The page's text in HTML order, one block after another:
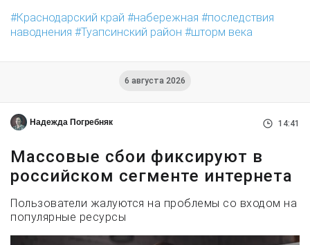
Краснодарский край
набережная
последствия
наводнения
Туапсинский район шторм века
6 августа 2026
Надежда Погребняк 14:41
Массовые сбои фиксируют в
российском сегменте интернета
Пользователи жалуются на проблемы со входом на
популярные ресурсы